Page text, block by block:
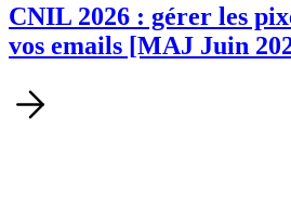
CNIL 2026 : gérer les
vos emails [MAJ Juin